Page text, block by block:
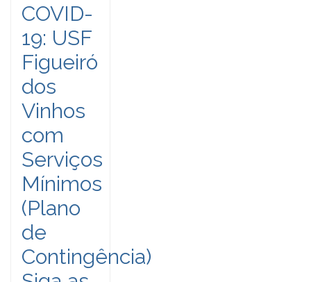
COVID-
19: USF
Figueiró
dos
Vinhos
com
Serviços
Mínimos
(Plano
de
Contingência)